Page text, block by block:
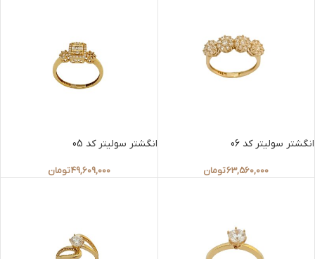
انگشتر سولیتر کد 06
63,560,000تومان
انگشتر سولیتر کد 05
49,609,000تومان